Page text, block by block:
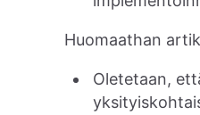
Huomaathan
Oletetaan,